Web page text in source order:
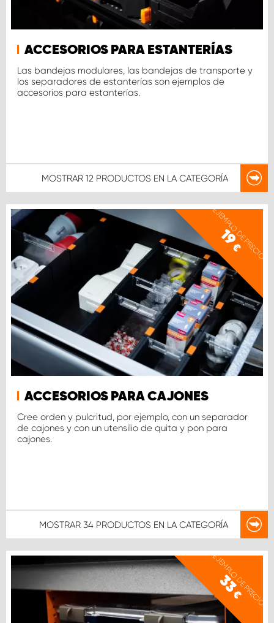
ACCESORIOS PARA ESTANTERÍAS
Las bandejas modulares, las bandejas de transporte y
los separadores de estanterías son ejemplos de
accesorios para estanterías.
MOSTRAR 12 PRODUCTOS EN LA CATEGORÍA
EJEMPLO DE PRECIO
19
€
ACCESORIOS PARA CAJONES
Cree orden y pulcritud, por ejemplo, con un separador
de cajones y con un utensilio de quita y pon para
cajones.
MOSTRAR 34 PRODUCTOS EN LA CATEGORÍA
EJEMPLO DE PRECIO
33
€